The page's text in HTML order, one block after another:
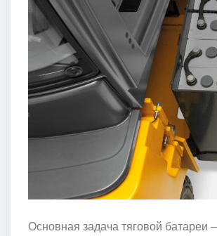
Основная задача тяговой батареи